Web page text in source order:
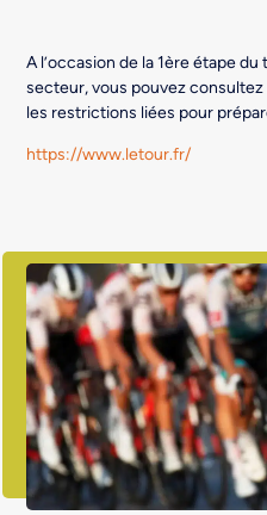
A l’occasion de la 1ère étape
secteur, vous pouvez
les restrictions liées pour
https://www.letour.fr/